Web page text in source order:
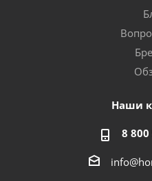
Наши
8 800